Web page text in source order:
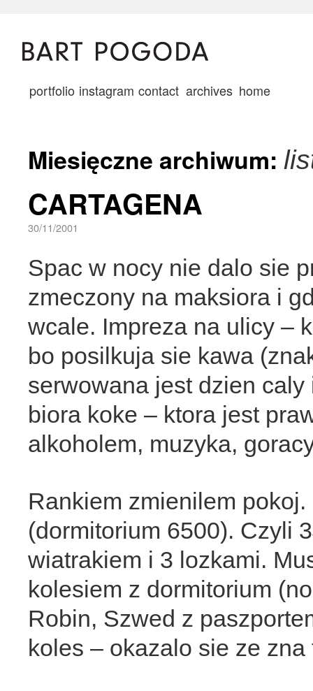
portfolio instagram contact archives home
Miesięczne archiwum:
CARTAGENA
30/11/2001
Spac w nocy nie dalo sie
zmeczony na maksiora i
wcale. Impreza na ulicy –
bo posilkuja sie kawa
serwowana jest dzien
biora koke – ktora jest
alkoholem, muzyka,
Rankiem zmienilem
(dormitorium 6500). Czyli
wiatrakiem i 3 lozkami.
kolesiem z dormitorium
Robin, Szwed z
koles – okazalo sie ze